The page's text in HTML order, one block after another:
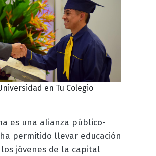
en Tu Colegio
es una alianza público-
permitido llevar educación
jóvenes de la capital